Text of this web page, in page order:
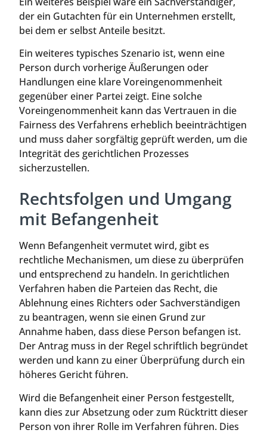
der ein Gutachten für ein Unternehmen erstellt,
bei dem er selbst Anteile besitzt.
Ein weiteres typisches Szenario ist, wenn eine
Person durch vorherige Äußerungen oder
Handlungen eine klare Voreingenommenheit
gegenüber einer Partei zeigt. Eine solche
Voreingenommenheit kann das Vertrauen in die
Fairness des Verfahrens erheblich beeinträchtigen
und muss daher sorgfältig geprüft werden, um die
Integrität des gerichtlichen Prozesses
sicherzustellen.
Rechtsfolgen und Umgang
mit Befangenheit
Wenn Befangenheit vermutet wird, gibt es
rechtliche Mechanismen, um diese zu überprüfen
und entsprechend zu handeln. In gerichtlichen
Verfahren haben die Parteien das Recht, die
Ablehnung eines Richters oder Sachverständigen
zu beantragen, wenn sie einen Grund zur
Annahme haben, dass diese Person befangen ist.
Der Antrag muss in der Regel schriftlich begründet
werden und kann zu einer Überprüfung durch ein
höheres Gericht führen.
Wird die Befangenheit einer Person festgestellt,
kann dies zur Absetzung oder zum Rücktritt dieser
Person von ihrer Rolle im Verfahren führen. Dies